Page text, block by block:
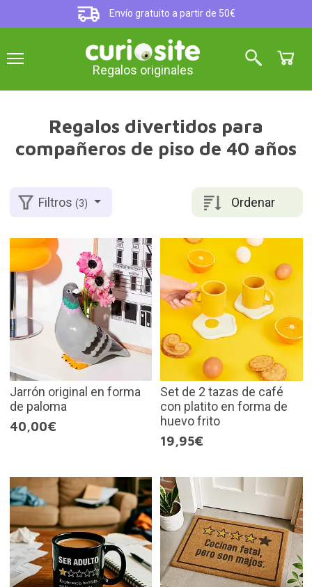
Envío gratuito a partir de 50€
Regalos originales
Regalos divertidos para
compañeros de piso de 40 años
Ordenar
Filtros(3)
Jarrón original en forma
de paloma
40,00€
Set de 2 tazas de café
con platito en forma de
huevo frito
19,95€